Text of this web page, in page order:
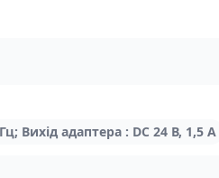
Вихід адаптера : DC 24 В, 1,5 А